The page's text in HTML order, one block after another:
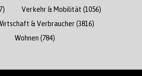
Verkehr & Mobilität (1056)
& Verbraucher(3816)
Wohnen (784)